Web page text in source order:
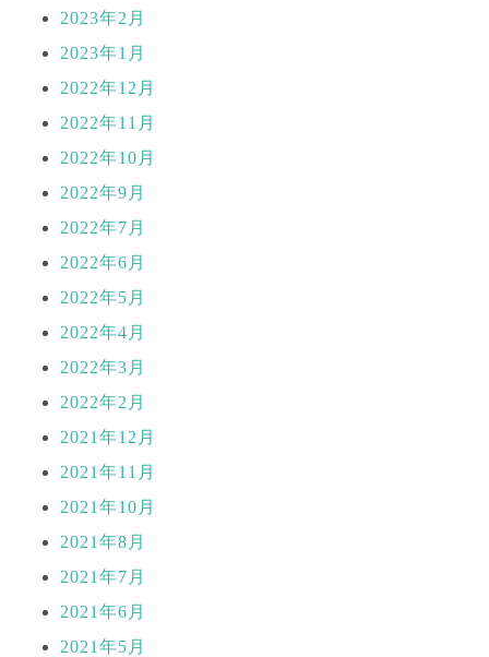
2023年2月
2023年1月
2022年12月
2022年11月
2022年10月
2022年9月
2022年7月
2022年6月
2022年5月
2022年4月
2022年3月
2022年2月
2021年12月
2021年11月
2021年10月
2021年8月
2021年7月
2021年6月
2021年5月